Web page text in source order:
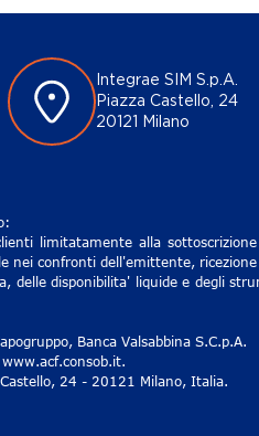
Integrae SIM S.p.A.
Piazza Castello, 24
20121 Milano
limitatamente alla
nei confronti dell'emittente,
delle disponibilita' liquide e degli
Banca Valsabbina S.C.p.A.
24 - 20121 Milano, Italia.